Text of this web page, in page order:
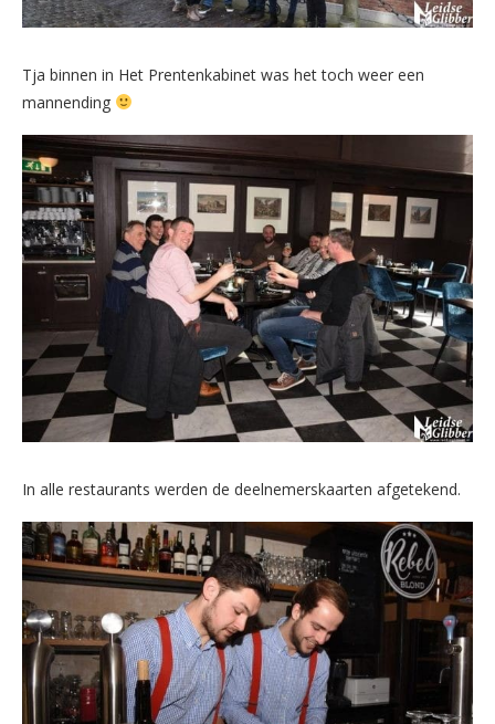
Tja binnen in Het Prentenkabinet was het toch weer een
mannending
In alle restaurants werden de deelnemerskaarten afgetekend.